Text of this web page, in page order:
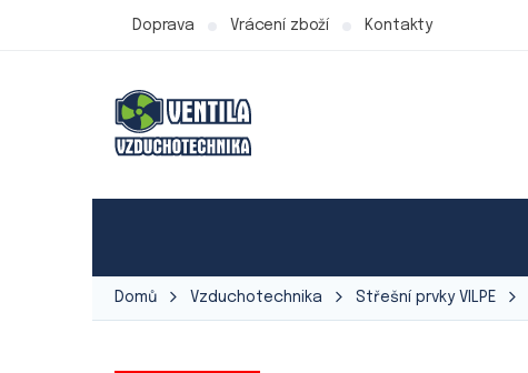
Doprava Vrácení zboží Kontakty
Domů Vzduchotechnika Střešní prvky VILPE